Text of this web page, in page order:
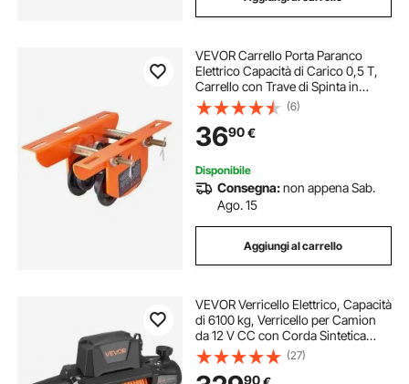
VEVOR Carrello Porta Paranco
Elettrico Capacità di Carico 0,5 T,
Carrello con Trave di Spinta in
Acciaio Legato Larghezza
Regolabile 60-120 mm, Porta
Paranco Supporto per Paranco
Elettrico Trave I e H
(6)
3690€
Disponibile
Consegna:non appena Sab.
Ago. 15
Aggiungi al carrello
VEVOR Verricello Elettrico, Capacità
di 6100 kg, Verricello per Camion
da 12 V CC con Corda Sintetica
Φ9,5 mm x 28 m, Telecomando
Wireless e Cablato, IP68 per il
(27)
90